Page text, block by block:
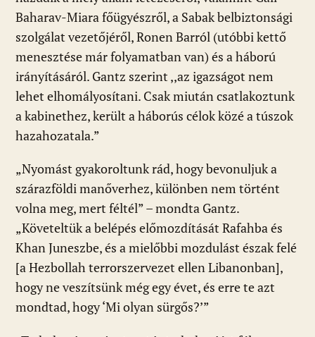
Baharav-Miara főügyészről, a Sabak belbiztonsági
szolgálat vezetőjéről, Ronen Barról (utóbbi kettő
menesztése már folyamatban van) és a háború
irányításáról. Gantz szerint ,,az igazságot nem
lehet elhomályosítani. Csak miután csatlakoztunk
a kabinethez, került a háborús célok közé a túszok
hazahozatala.”
„Nyomást gyakoroltunk rád, hogy bevonuljuk a
szárazföldi manőverhez, különben nem történt
volna meg, mert féltél” – mondta Gantz.
„Követeltük a belépés előmozdítását Rafahba és
Khan Juneszbe, és a mielőbbi mozdulást észak felé
[a Hezbollah terrorszervezet ellen Libanonban],
hogy ne veszítsünk még egy évet, és erre te azt
mondtad, hogy ‘Mi olyan sürgős?’”